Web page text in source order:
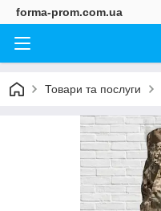
forma-prom.com.ua
Товари та послуги